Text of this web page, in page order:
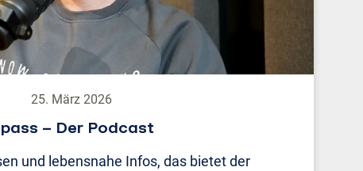
25. März 2026
– Der Podcast
und lebensnahe Infos, das bietet der